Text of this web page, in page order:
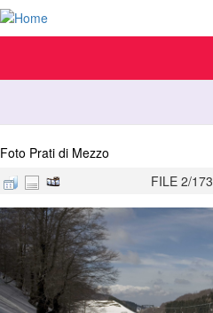
Foto Prati di Mezzo
FILE 2/173